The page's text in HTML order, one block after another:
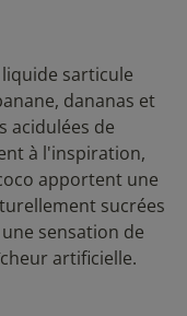
sarticule
dananas et
acidulées de
à l'inspiration,
apportent une
sucrées
sensation de
artificielle.